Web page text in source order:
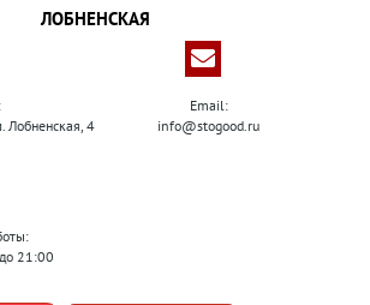
ЛОБНЕНСКАЯ
Лобненская, 4
Email:
info@stogood.ru
21:00